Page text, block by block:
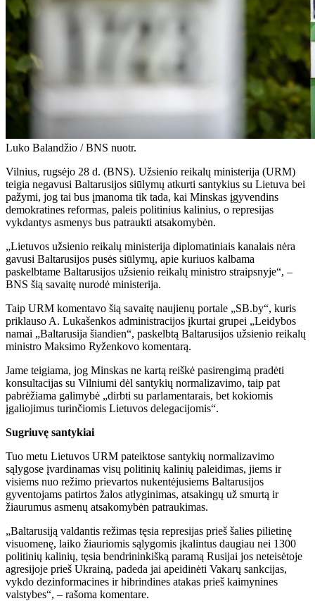
Luko Balandžio / BNS nuotr.
Vilnius, rugsėjo 28 d. (BNS). Užsienio reikalų ministerija (URM)
teigia negavusi Baltarusijos siūlymų atkurti santykius su Lietuva bei
pažymi, jog tai bus įmanoma tik tada, kai Minskas įgyvendins
demokratines reformas, paleis politinius kalinius, o represijas
vykdantys asmenys bus patraukti atsakomybėn.
„Lietuvos užsienio reikalų ministerija diplomatiniais kanalais nėra
gavusi Baltarusijos pusės siūlymų, apie kuriuos kalbama
paskelbtame Baltarusijos užsienio reikalų ministro straipsnyje“, –
BNS šią savaitę nurodė ministerija.
Taip URM komentavo šią savaitę naujienų portale „SB.by“, kuris
priklauso A. Lukašenkos administracijos įkurtai grupei „Leidybos
namai „Baltarusija šiandien“, paskelbtą Baltarusijos užsienio reikalų
ministro Maksimo Ryženkovo komentarą.
Jame teigiama, jog Minskas ne kartą reiškė pasirengimą pradėti
konsultacijas su Vilniumi dėl santykių normalizavimo, taip pat
pabrėžiama galimybė „dirbti su parlamentarais, bet kokiomis
įgaliojimus turinčiomis Lietuvos delegacijomis“.
Sugriuvę santykiai
Tuo metu Lietuvos URM pateiktose santykių normalizavimo
sąlygose įvardinamas visų politinių kalinių paleidimas, jiems ir
visiems nuo režimo prievartos nukentėjusiems Baltarusijos
gyventojams patirtos žalos atlyginimas, atsakingų už smurtą ir
žiaurumus asmenų atsakomybėn patraukimas.
„Baltarusiją valdantis režimas tęsia represijas prieš šalies pilietinę
visuomenę, laiko žiauriomis sąlygomis įkalintus daugiau nei 1300
politinių kalinių, tęsia bendrininkišką paramą Rusijai jos neteisėtoje
agresijoje prieš Ukrainą, padeda jai apeidinėti Vakarų sankcijas,
vykdo dezinformacines ir hibrindines atakas prieš kaimynines
valstybes“, – rašoma komentare.